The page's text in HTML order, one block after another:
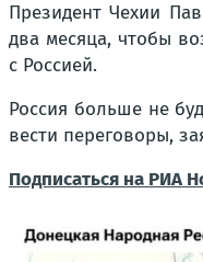
Президент Чехии
два месяца, чтобы
с Россией.
Россия больше не
вести переговоры,
Подписаться на РИА